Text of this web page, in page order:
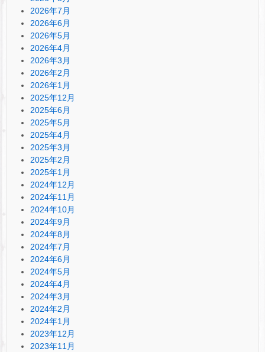
2026年7月
2026年6月
2026年5月
2026年4月
2026年3月
2026年2月
2026年1月
2025年12月
2025年6月
2025年5月
2025年4月
2025年3月
2025年2月
2025年1月
2024年12月
2024年11月
2024年10月
2024年9月
2024年8月
2024年7月
2024年6月
2024年5月
2024年4月
2024年3月
2024年2月
2024年1月
2023年12月
2023年11月